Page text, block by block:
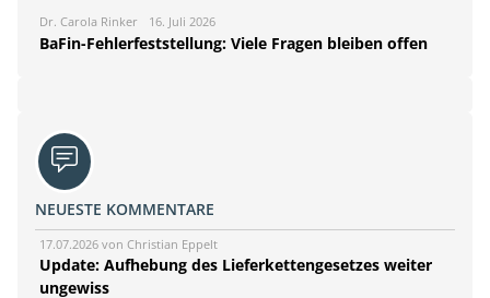
Dr. Carola Rinker 16. Juli 2026
BaFin-Fehlerfeststellung: Viele Fragen bleiben offen
NEUESTE KOMMENTARE
17.07.2026 von Christian Eppelt
Update: Aufhebung des Lieferkettengesetzes weiter
ungewiss